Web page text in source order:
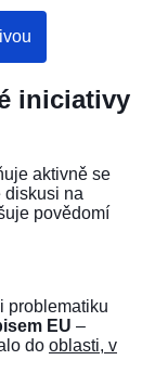
iniciativy
aktivně se
diskusi na
povědomí
problematiku
EU –
do oblasti, v